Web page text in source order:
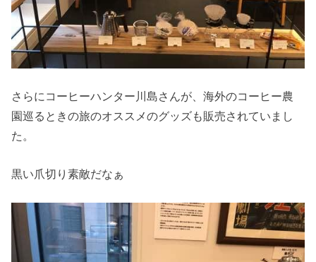
さらにコーヒーハンター川島さんが、海外のコーヒー農
園巡るときの旅のオススメのグッズも販売されていまし
た。
黒い爪切り素敵だなぁ